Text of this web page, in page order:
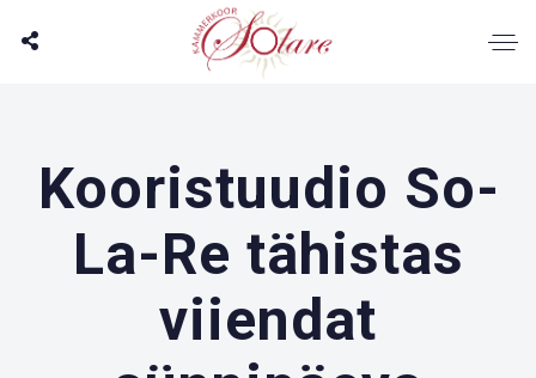
Kooristuudio So-
La-Re tähistas
viiendat